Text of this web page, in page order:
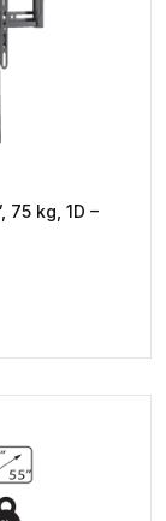
75 kg, 1D –